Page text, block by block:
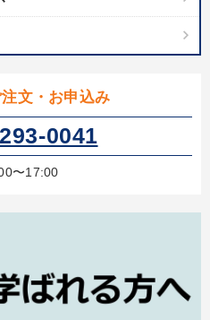
文・お申込み
0041
〜17:00